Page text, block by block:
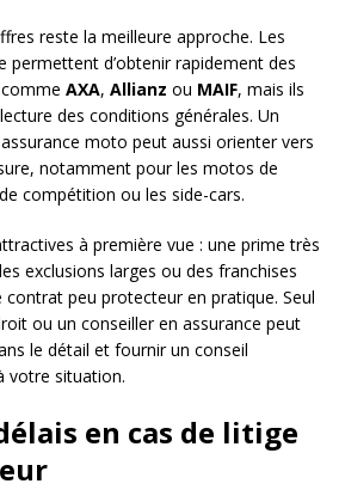
reste la meilleure approche. Les
permettent d’obtenir rapidement des
AXA, Allianz ou MAIF, mais ils
des conditions générales. Un
moto peut aussi orienter vers
notamment pour les motos de
compétition ou les side-cars.
à première vue : une prime très
exclusions larges ou des franchises
contrat peu protecteur en pratique. Seul
ou un conseiller en assurance peut
le détail et fournir un conseil
votre situation.
en cas de litige